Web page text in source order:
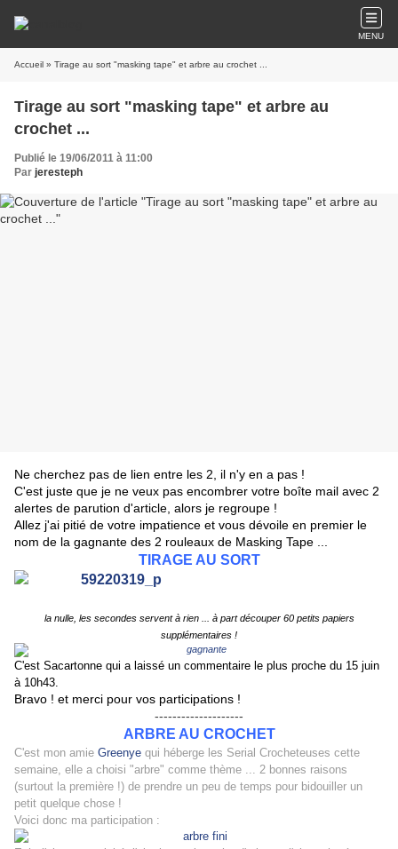
MENU
Accueil » Tirage au sort "masking tape" et arbre au crochet ...
Tirage au sort "masking tape" et arbre au
crochet ...
Publié le 19/06/2011 à 11:00
Par jeresteph
Ne cherchez pas de lien entre les 2, il n'y en a pas !
C'est juste que je ne veux pas encombrer votre boîte mail avec 2
alertes de parution d'article, alors je regroupe !
Allez j'ai pitié de votre impatience et vous dévoile en premier le
nom de la gagnante des 2 rouleaux de Masking Tape ...
TIRAGE AU SORT
la nulle, les secondes servent à rien ... à part découper 60 petits papiers
supplémentaires !
C'est Sacartonne qui a laissé un commentaire le plus proche du 15 juin
à 10h43.
Bravo ! et merci pour vos participations !
--------------------
ARBRE AU CROCHET
C'est mon amie Greenye qui héberge les Serial Crocheteuses cette
semaine, elle a choisi "arbre" comme thème ... 2 bonnes raisons
(surtout la première !) de prendre un peu de temps pour bidouiller un
petit quelque chose !
Voici donc ma participation :